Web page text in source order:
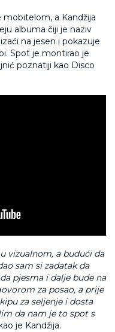
mobitelom, a Kandžija
albuma čiji je naziv
na jesen i pokazuje
Spot je montirao je
poznatiji kao Disco
vizualnom, a budući da
sam si zadatak da
pjesma i dalje bude na
za posao, a prije
za seljenje i dosta
da nam je to spot s
je Kandžija.